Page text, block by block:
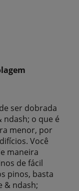
ser dobrada
o que é
menor, por
Você
maneira
de fácil
pinos, basta
& ndash;